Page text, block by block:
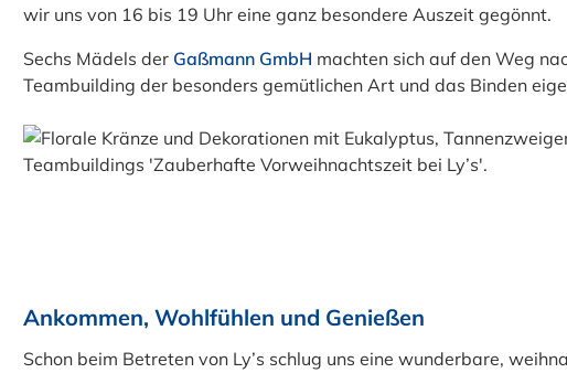
wir uns von 16 bis 19 Uhr eine ganz besondere Auszeit gegönnt.
Sechs Mädels der Gaßmann GmbH machten sich auf den Weg
Teambuilding der besonders gemütlichen Art und das Binden
Ankommen, Wohlfühlen und Genießen
Schon beim Betreten von Ly’s schlug uns eine wunderbare,